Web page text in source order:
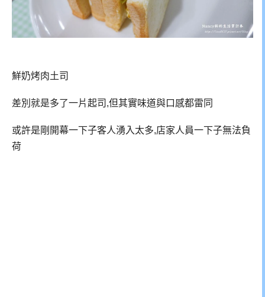
鮮奶烤肉土司
差別就是多了一片起司,但其實味道與口感都雷同
或許是剛開幕一下子客人湧入太多,店家人員一下子無法負
荷